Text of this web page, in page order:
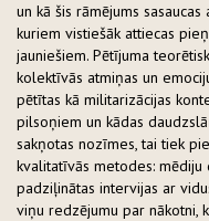
un kā šis rāmējums
kuriem vistiešāk attiecas
jauniešiem. Pētījuma
kolektīvās atmiņas un
pētītas kā militarizācijas
pilsoņiem un kādas
sakņotas nozīmes, tai tiek
kvalitatīvās metodes: mēdiju
padziļinātas intervijas ar
viņu redzējumu par nākotni,